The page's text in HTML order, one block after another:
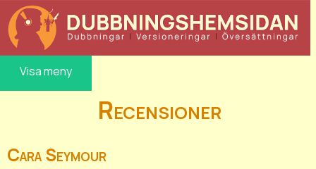
Visa meny
Recensioner
Cara Seymour